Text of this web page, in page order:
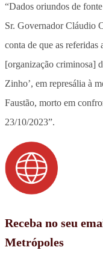
“Dados oriundos de
Sr. Governador Cláudio
conta de que as referidas
[organização criminosa]
Zinho’, em represália à
Faustão, morto em
23/10/2023”.
Receba no seu
Metrópoles